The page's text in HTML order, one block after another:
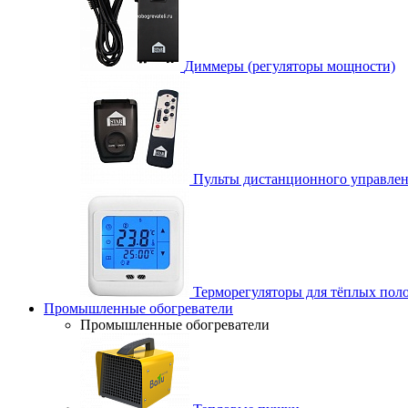
Диммеры (регуляторы мощности)
Пульты дистанционного
Терморегуляторы для тёплых
Промышленные обогреватели
Промышленные обогреватели